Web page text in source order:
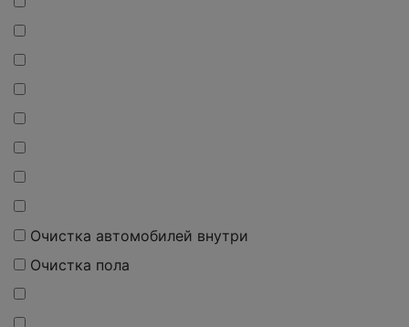
Очистка автомобилей внутри
Очистка пола